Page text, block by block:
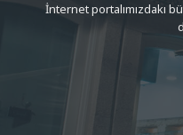
İnternet portalımızdakı